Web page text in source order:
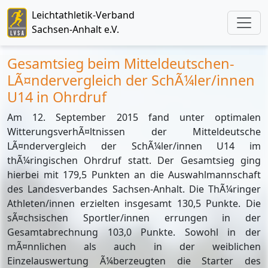
Leichtathletik-Verband
Sachsen-Anhalt e.V.
Gesamtsieg beim Mitteldeutschen-
LÃ¤ndervergleich der SchÃ¼ler/innen
U14 in Ohrdruf
Am 12. September 2015 fand unter optimalen
WitterungsverhÃ¤ltnissen der Mitteldeutsche
LÃ¤ndervergleich der SchÃ¼ler/innen U14 im
thÃ¼ringischen Ohrdruf statt. Der Gesamtsieg ging
hierbei mit 179,5 Punkten an die Auswahlmannschaft
des Landesverbandes Sachsen-Anhalt. Die ThÃ¼ringer
Athleten/innen erzielten insgesamt 130,5 Punkte. Die
sÃ¤chsischen Sportler/innen errungen in der
Gesamtabrechnung 103,0 Punkte. Sowohl in der
mÃ¤nnlichen als auch in der weiblichen
Einzelauswertung Ã¼berzeugten die Starter des